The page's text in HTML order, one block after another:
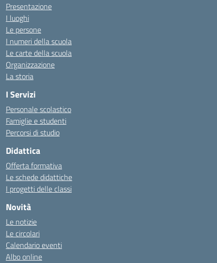
Presentazione
I luoghi
Le persone
I numeri della scuola
Le carte della scuola
Organizzazione
La storia
I Servizi
Personale scolastico
Famiglie e studenti
Percorsi di studio
Didattica
Offerta formativa
Le schede didattiche
I progetti delle classi
Novità
Le notizie
Le circolari
Calendario eventi
Albo online